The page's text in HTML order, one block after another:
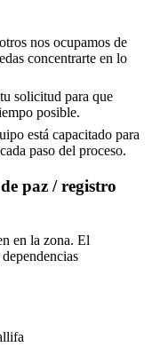
nos ocupamos de
concentrarte en lo
solicitud para que
posible.
está capacitado para
paso del proceso.
paz / registro
en la zona. El